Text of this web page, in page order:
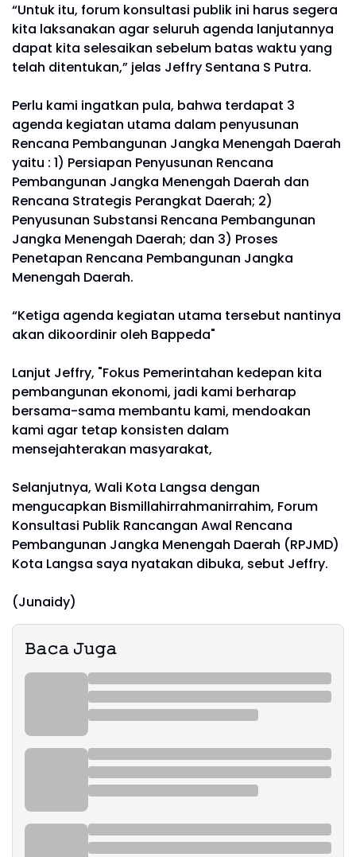
“Untuk itu, forum konsultasi publik ini harus segera
kita laksanakan agar seluruh agenda lanjutannya
dapat kita selesaikan sebelum batas waktu yang
telah ditentukan,” jelas Jeffry Sentana S Putra.
Perlu kami ingatkan pula, bahwa terdapat 3
agenda kegiatan utama dalam penyusunan
Rencana Pembangunan Jangka Menengah Daerah
yaitu : 1) Persiapan Penyusunan Rencana
Pembangunan Jangka Menengah Daerah dan
Rencana Strategis Perangkat Daerah; 2)
Penyusunan Substansi Rencana Pembangunan
Jangka Menengah Daerah; dan 3) Proses
Penetapan Rencana Pembangunan Jangka
Menengah Daerah.
“Ketiga agenda kegiatan utama tersebut nantinya
akan dikoordinir oleh Bappeda"
Lanjut Jeffry, "Fokus Pemerintahan kedepan kita
pembangunan ekonomi, jadi kami berharap
bersama-sama membantu kami, mendoakan
kami agar tetap konsisten dalam
mensejahterakan masyarakat,
Selanjutnya, Wali Kota Langsa dengan
mengucapkan Bismillahirrahmanirrahim, Forum
Konsultasi Publik Rancangan Awal Rencana
Pembangunan Jangka Menengah Daerah (RPJMD)
Kota Langsa saya nyatakan dibuka, sebut Jeffry.
(Junaidy)
𝙱𝚊𝚌𝚊 𝙹𝚞𝚐𝚊